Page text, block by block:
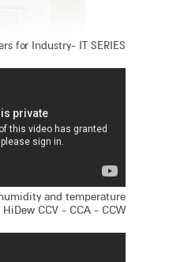
for Industry- IT SERIES
and temperature
CCV - CCA - CCW